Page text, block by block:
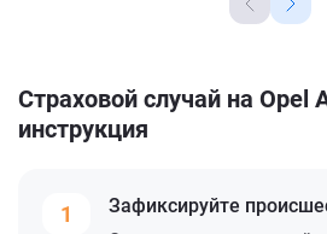
Страховой случай на Opel
инструкция
1 Зафиксируйте